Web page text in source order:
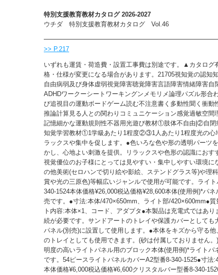
特別支援教育教材カタログ 2026-2027
ウチダ 特別支援教育教材カタログ Vol.46
>> P.217
いずれも運賃・荷造費・設置工事費は別途です。▲カタログ
格・仕様が変更になる場合があります。21705視知覚の認知
自由病弱及び身体虚弱視覚障害聴覚障害言語障害情緒障害自
ADHDワークーシートワーキングンメモリメ論理パズル形合
び追視目の運動ボードゲーム読む不注意書く多動性聞く衝動
推論計算見る人との関わりコミュニケーション感覚過敏空間
記憶細かな運動規則性不器用光遊び教材①肢体不自由|②自
知覚学習教材①1学級あたり1程度②③1人あたり1程度光の心
ラックスや集中を促します。●色いろな色や形の透明パーツ
かし、心地よい刺激を提供。リラックスや色形の認識におす
視覚優位のお子様にとっては見やすい・集中しやすい環境に
の他美術(セロハンで切り絵や影絵、ステンドグラス等)や理
賞や光の三原色)等幅広いジャンルで使用が可能です。ライ
340-1524本体価格¥26,000税込価格¥28,600本体(使用例)*パ
売です。●寸法:本体/470×650mm、ライト部/420×600mm●
ト内容:本体×1、コード、アダプタ●本製品は充電式ではあり
続が必要です。サンドアートのトレイや保護カバーとしても
パネル(別売)に設置して使用します。●本体をキズから守る
のトレイとしても使用できます。(砂は付属しておりません
明度の高いライトパネル用のブロック本体(使用例)*ライトパ
です。54ピースライトパネルカバーA2型番8-340-1525●寸法
本体価格¥6,000税込価格¥6,600クリスタルバー型番8-340-